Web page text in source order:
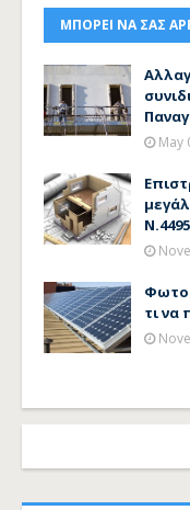
ΜΠΟΡΕΙ ΝΑ ΣΑΣ
May
τι να